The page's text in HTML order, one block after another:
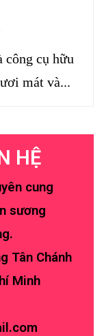
cụ hữu
mát và...
HỆ
cung
sương
Tân Chánh
Minh